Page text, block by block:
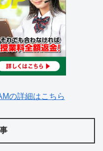
の詳細はこちら